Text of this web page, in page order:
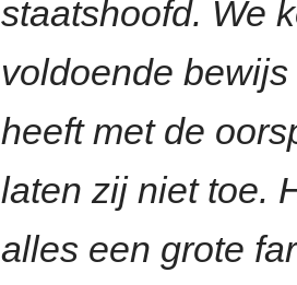
staatshoofd. We
voldoende
heeft met de
laten zij niet toe.
alles een grote